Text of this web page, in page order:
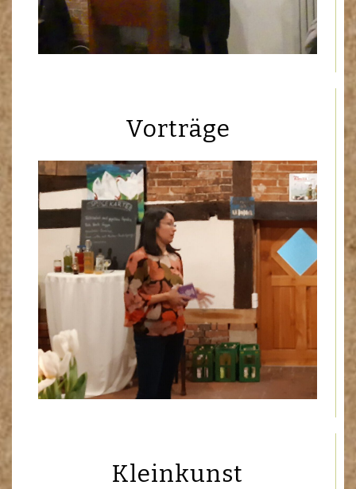
…
Vorträge
Die neue Trinkkultur
Heinrich Heine
Wilhelm Busch
Digitale Schule der Zukunft
Migration heute
…
Kleinkunst